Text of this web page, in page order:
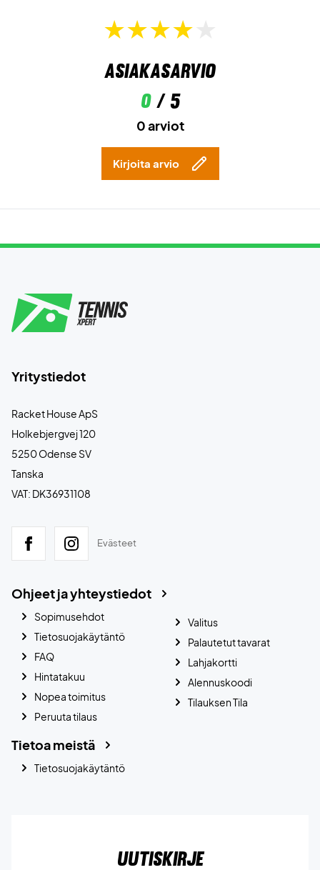
Asiakasarvio
0/ 5
0 arviot
Kirjoita arvio
Yritystiedot
Racket House ApS
Holkebjergvej 120
5250 Odense SV
Tanska
VAT: DK36931108
Evästeet
Ohjeet ja yhteystiedot
Sopimusehdot
Tietosuojakäytäntö
FAQ
Hintatakuu
Nopea toimitus
Peruuta tilaus
Valitus
Palautetut tavarat
Lahjakortti
Alennuskoodi
Tilauksen Tila
Tietoa meistä
Tietosuojakäytäntö
Uutiskirje